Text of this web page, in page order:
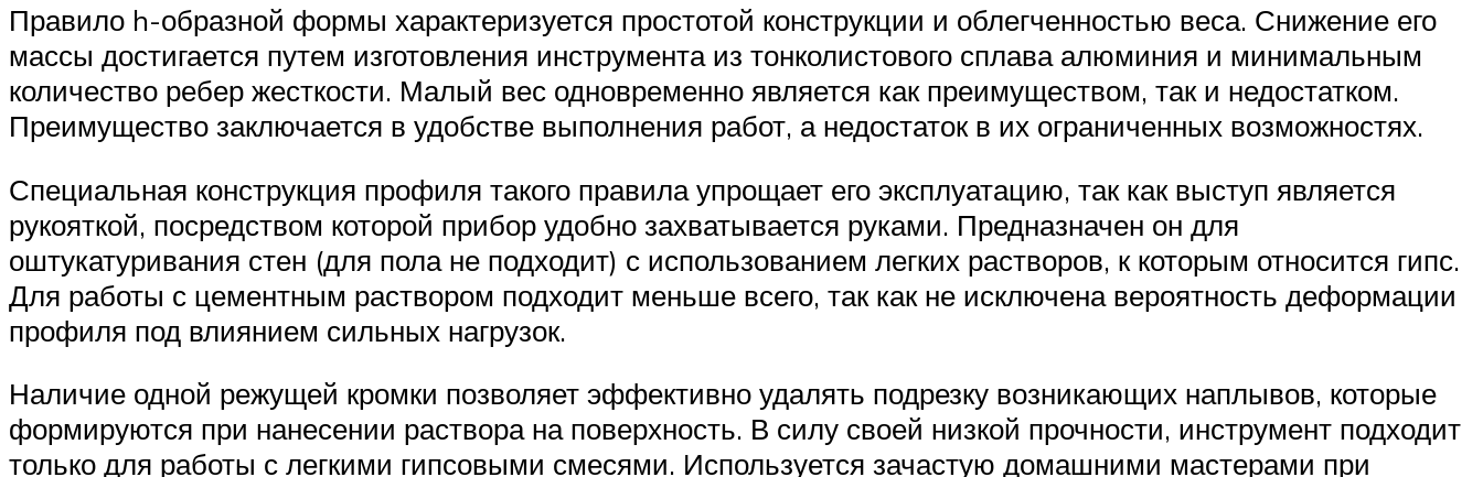
Правило h-образной формы характеризуется простотой конструкции и облегченностью веса. Снижение его
массы достигается путем изготовления инструмента из тонколистового сплава алюминия и минимальным
количество ребер жесткости. Малый вес одновременно является как преимуществом, так и недостатком.
Преимущество заключается в удобстве выполнения работ, а недостаток в их ограниченных возможностях.
Специальная конструкция профиля такого правила упрощает его эксплуатацию, так как выступ является
рукояткой, посредством которой прибор удобно захватывается руками. Предназначен он для
оштукатуривания стен (для пола не подходит) с использованием легких растворов, к которым относится гипс.
Для работы с цементным раствором подходит меньше всего, так как не исключена вероятность деформации
профиля под влиянием сильных нагрузок.
Наличие одной режущей кромки позволяет эффективно удалять подрезку возникающих наплывов, которые
формируются при нанесении раствора на поверхность. В силу своей низкой прочности, инструмент подходит
только для работы с легкими гипсовыми смесями. Используется зачастую домашними мастерами при